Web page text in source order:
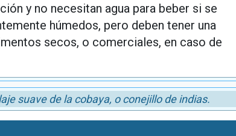
y no necesitan agua para beber si se
húmedos, pero deben tener una
secos, o comerciales, en caso de
suave de la cobaya, o conejillo de indias.